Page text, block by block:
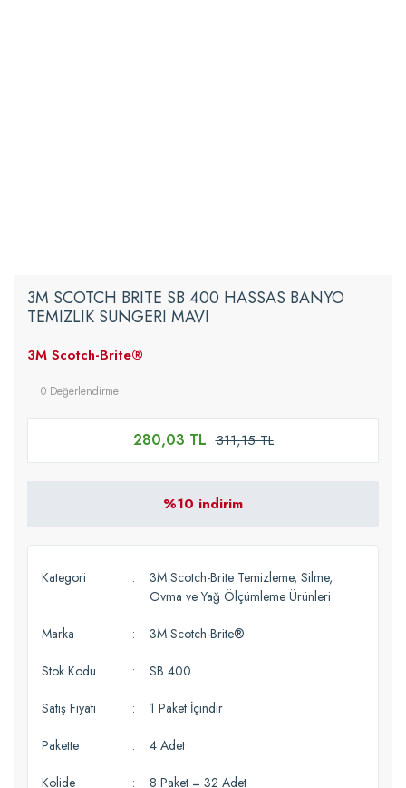
3M SCOTCH BRITE SB 400 HASSAS BANYO
TEMIZLIK SUNGERI MAVI
3M Scotch-Brite®
0 Değerlendirme
280,03 TL 311,15 TL
%10 indirim
Kategori
3M Scotch-Brite Temizleme, Silme,
Ovma ve Yağ Ölçümleme Ürünleri
Marka 3M Scotch-Brite®
Stok Kodu SB 400
Satış Fiyatı 1 Paket İçindir
Pakette 4 Adet
Kolide 8 Paket = 32 Adet